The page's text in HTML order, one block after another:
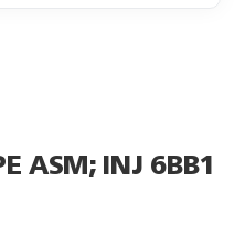
ASM; INJ 6BB1